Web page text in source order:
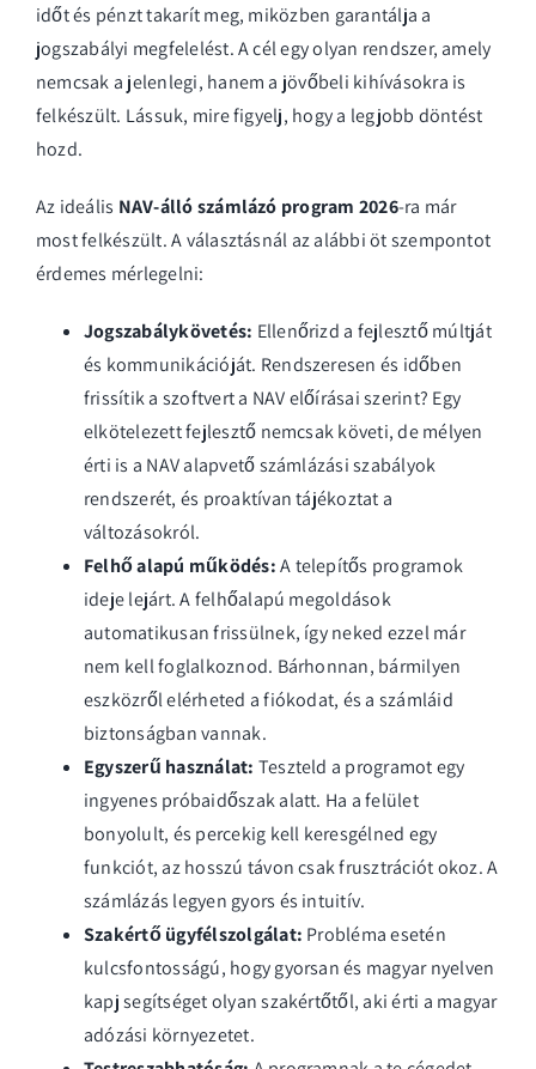
időt és pénzt takarít meg, miközben garantálja a
jogszabályi megfelelést. A cél egy olyan rendszer, amely
nemcsak a jelenlegi, hanem a jövőbeli kihívásokra is
felkészült. Lássuk, mire figyelj, hogy a legjobb döntést
hozd.
Az ideális NAV-álló számlázó program 2026-ra már
most felkészült. A választásnál az alábbi öt szempontot
érdemes mérlegelni:
Jogszabálykövetés: Ellenőrizd a fejlesztő múltját
és kommunikációját. Rendszeresen és időben
frissítik a szoftvert a NAV előírásai szerint? Egy
elkötelezett fejlesztő nemcsak követi, de mélyen
érti is a NAV alapvető számlázási szabályok
rendszerét, és proaktívan tájékoztat a
változásokról.
Felhő alapú működés:A telepítős programok
ideje lejárt. A felhőalapú megoldások
automatikusan frissülnek, így neked ezzel már
nem kell foglalkoznod. Bárhonnan, bármilyen
eszközről elérheted a fiókodat, és a számláid
biztonságban vannak.
Egyszerű használat: Teszteld a programot egy
ingyenes próbaidőszak alatt. Ha a felület
bonyolult, és percekig kell keresgélned egy
funkciót, az hosszú távon csak frusztrációt okoz. A
számlázás legyen gyors és intuitív.
Szakértő ügyfélszolgálat: Probléma esetén
kulcsfontosságú, hogy gyorsan és magyar nyelven
kapj segítséget olyan szakértőtől, aki érti a magyar
adózási környezetet.